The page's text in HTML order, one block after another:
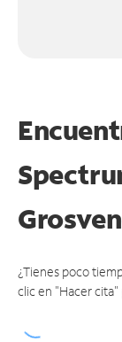
¿Tienes poco
clic en "Hacer